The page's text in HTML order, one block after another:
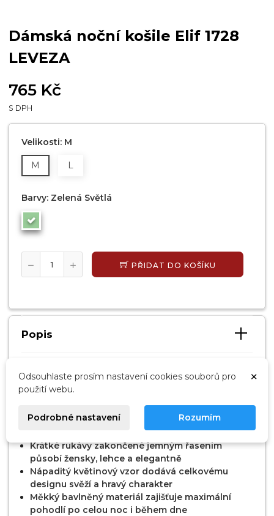
Dámská noční košile Elif 1728
LEVEZA
765 Kč
S DPH
Velikosti: M
M L
Barvy: Zelená Světlá
PŘIDAT DO KOŠÍKU
Popis
Dámská noční košile Elif 1728 značky LEVEZA
nabízí elegantní vzhled, vzdušný střih a pohodlí díky
Kulatý výstřih lichotí každému typu postavy a
dodává nadčasový vzhled
Krátké rukávy zakončené jemným řasením
působí žensky, lehce a elegantně
Nápaditý květinový vzor dodává celkovému
designu svěží a hravý charakter
Měkký bavlněný materiál zajišťuje maximální
pohodlí po celou noc i během dne
×
Odsouhlaste prosím nastavení cookies souborů pro
použití webu.
Podrobné nastavení Rozumím